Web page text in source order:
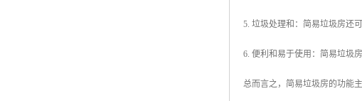
5. 垃圾处理和：简易垃圾房还
6. 便利和易于使用：简易垃圾
总而言之，简易垃圾房的功能